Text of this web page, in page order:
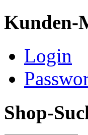
Kunden-
Login
Shop-